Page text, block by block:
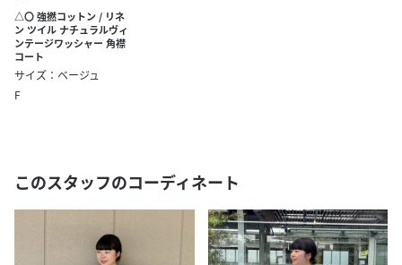
△〇 強撚コットン / リネ
ン ツイル ナチュラルヴィ
ンテージワッシャー 角襟
コート
サイズ：ベージュ
F
このスタッフのコーディネート